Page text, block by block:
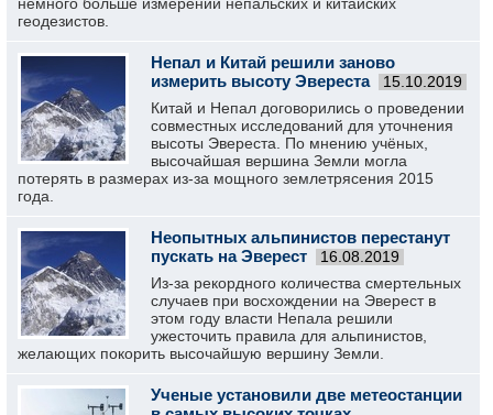
геодезистов.
Непал и Китай решили заново
измерить высоту Эвереста
15.10.2019
Китай и Непал договорились о проведении
совместных исследований для уточнения
высоты Эвереста. По мнению учёных,
высочайшая вершина Земли могла
потерять в размерах из-за мощного землетрясения 2015
года.
Неопытных альпинистов перестанут
пускать на Эверест
16.08.2019
Из-за рекордного количества смертельных
случаев при восхождении на Эверест в
этом году власти Непала решили
ужесточить правила для альпинистов,
желающих покорить высочайшую вершину Земли.
Ученые установили две метеостанции